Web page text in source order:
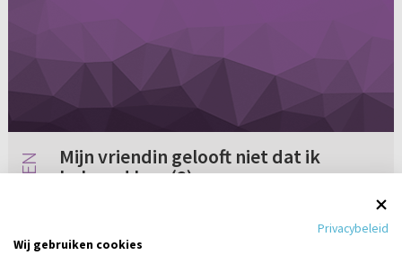
Mijn vriendin gelooft niet dat ik
bekeerd ben (2)
gelooft niet dat ik bekeerd ben' door ds. DePrivacybeleid
Wij gebruiken cookies